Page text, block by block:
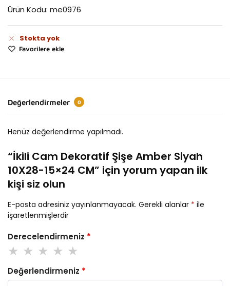
Ürün Kodu: me0976
Stokta yok
Favorilere ekle
Değerlendirmeler 0
Henüz değerlendirme yapılmadı.
“İkili Cam Dekoratif Şişe Amber Siyah
10X28-15×24 CM” için yorum yapan ilk
kişi siz olun
E-posta adresiniz yayınlanmayacak. Gerekli alanlar * ile
işaretlenmişlerdir
Derecelendirmeniz *
Değerlendirmeniz *